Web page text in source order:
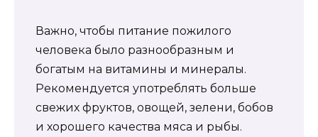
Важно, чтобы питание пожилого
человека было разнообразным и
богатым на витамины и минералы.
Рекомендуется употреблять больше
свежих фруктов, овощей, зелени, бобов
и хорошего качества мяса и рыбы.